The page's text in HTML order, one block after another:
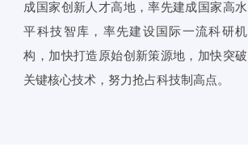
成国家创新人才高地，率先建成国家高水
平科技智库，率先建设国际一流科研机
构，加快打造原始创新策源地，加快突破
关键核心技术，努力抢占科技制高点。